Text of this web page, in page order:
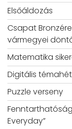
Elsőáldozás
Csapat
vármegyei
Matematika
Digitális témahét
Puzzle verseny
Everyday”